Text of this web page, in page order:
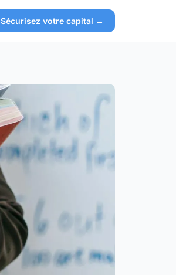
Sécurisez votre capital →